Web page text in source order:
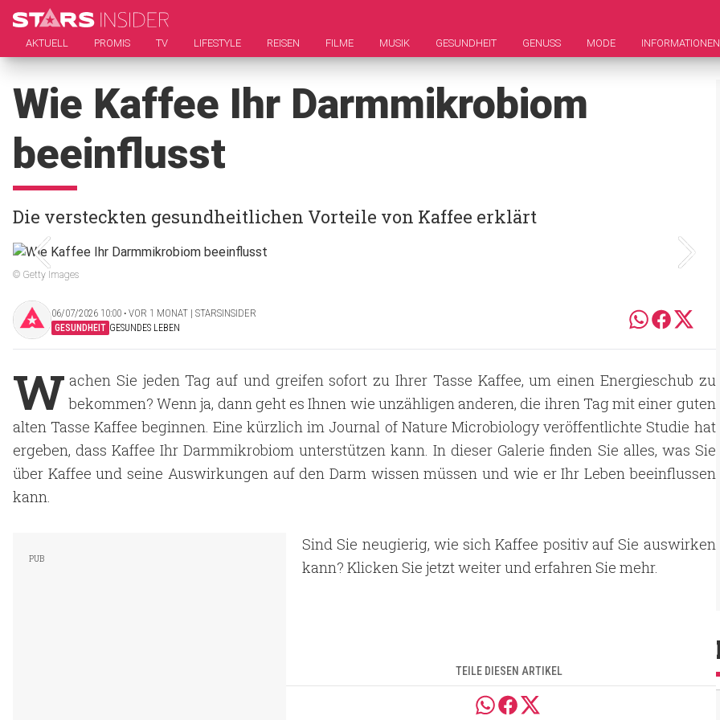
AKTUELL PROMIS TV LIFESTYLE REISEN FILME MUSIK GESUNDHEIT GENUSS MODE INFORMATIONEN
Wie Kaffee Ihr Darmmikrobiom
beeinflusst
Die versteckten gesundheitlichen Vorteile von Kaffee erklärt
© Getty Images
06/07/2026 10:00 ‧ VOR 1 MONAT | STARSINSIDER
GESUNDHEIT GESUNDES LEBEN
W achen Sie jeden Tag auf und greifen sofort zu Ihrer Tasse Kaffee, um einen Energieschub zu
bekommen? Wenn ja, dann geht es Ihnen wie unzähligen anderen, die ihren Tag mit einer guten
alten Tasse Kaffee beginnen. Eine kürzlich im Journal of Nature Microbiology veröffentlichte Studie hat
ergeben, dass Kaffee Ihr Darmmikrobiom unterstützen kann. In dieser Galerie finden Sie alles, was Sie
über Kaffee und seine Auswirkungen auf den Darm wissen müssen und wie er Ihr Leben beeinflussen
kann.
Sind Sie neugierig, wie sich Kaffee positiv auf Sie auswirken
kann? Klicken Sie jetzt weiter und erfahren Sie mehr.
TEILE DIESEN ARTIKEL